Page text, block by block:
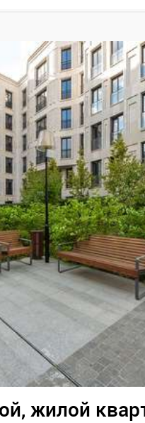
жилой